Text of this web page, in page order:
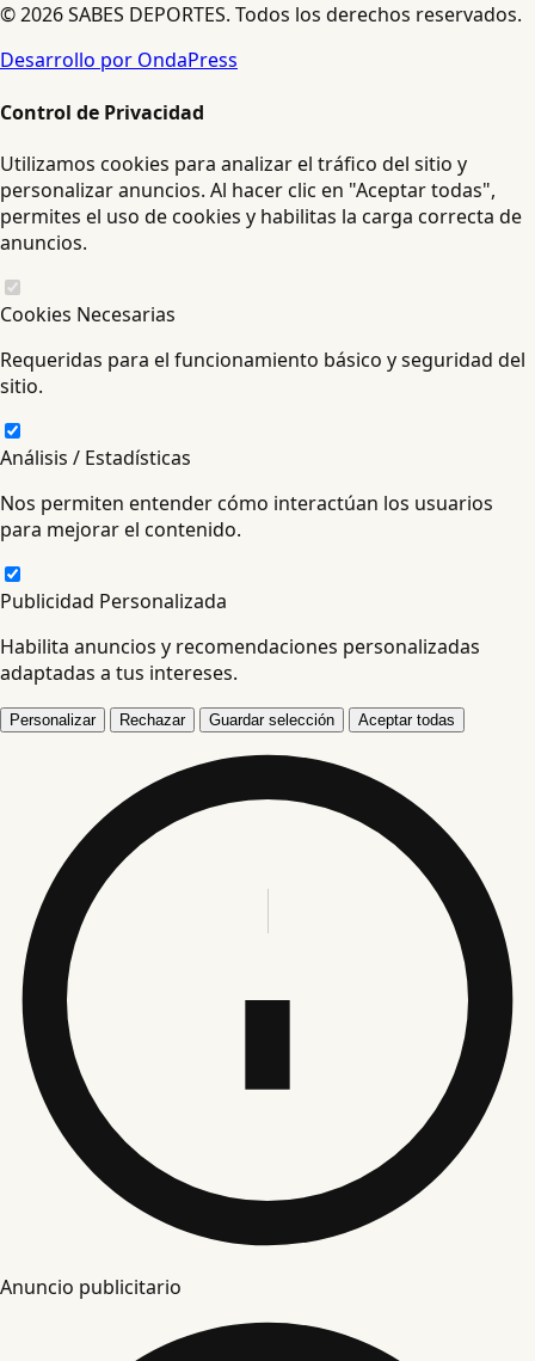
© 2026 SABES DEPORTES. Todos los derechos reservados.
Desarrollo por OndaPress
Control de Privacidad
Utilizamos cookies para analizar el tráfico del sitio y
personalizar anuncios. Al hacer clic en "Aceptar todas",
permites el uso de cookies y habilitas la carga correcta de
anuncios.
Cookies Necesarias
Requeridas para el funcionamiento básico y seguridad del
sitio.
Análisis / Estadísticas
Nos permiten entender cómo interactúan los usuarios
para mejorar el contenido.
Publicidad Personalizada
Habilita anuncios y recomendaciones personalizadas
adaptadas a tus intereses.
Personalizar Rechazar Guardar selección Aceptar todas
Anuncio publicitario